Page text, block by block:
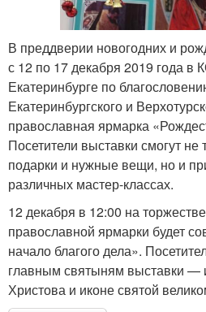
В преддверии новогодних и
с 12 по 17 декабря 2019 года в
Екатеринбурге по
Екатеринбургского и
православная ярмарка
Посетители выставки смогут не
подарки и нужные вещи, но и
различных мастер-классах.
12 декабря в 12:00 на
православной ярмарки будет
начало благого дела».
главным святыням выставки —
Христова и иконе святой